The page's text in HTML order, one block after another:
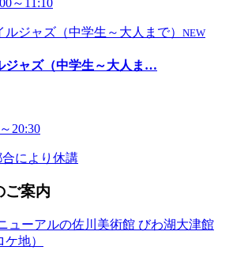
～11:10
NEW
ジャズ（中学生～大人ま…
20:30
により休講
ご案内